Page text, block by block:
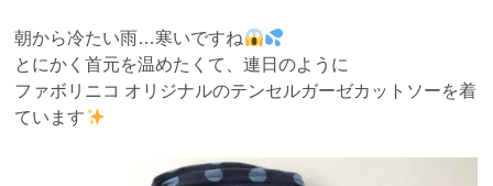
朝から冷たい雨…寒いですね
とにかく首元を温めたくて、連日のように
ファボリニコ オリジナルのテンセルガーゼカットソーを着
ています